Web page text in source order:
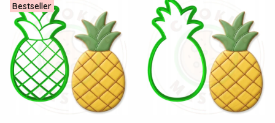
Bestseller